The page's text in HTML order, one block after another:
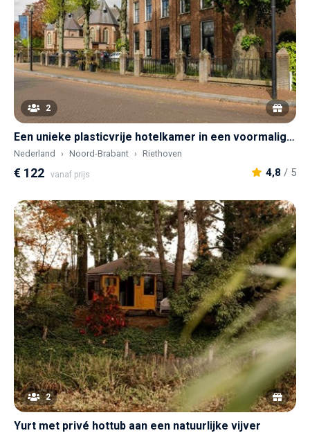
2
Een unieke plasticvrije hotelkamer in een voormalige Pastorie
Nederland Noord-Brabant Riethoven
€ 122 vanaf prijs 4,8 / 5
2
Yurt met privé hottub aan een natuurlijke vijver